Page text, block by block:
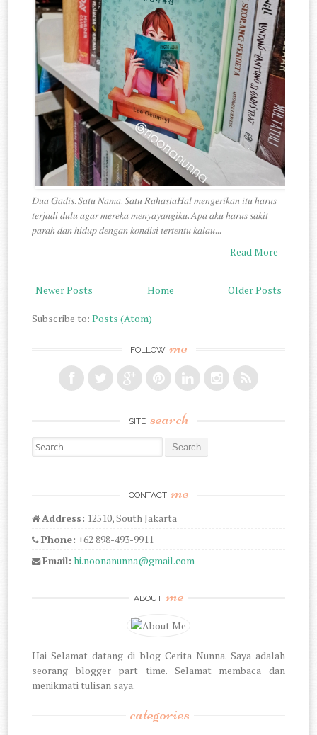
𝐷𝑢𝑎 𝐺𝑎𝑑𝑖𝑠. 𝑆𝑎𝑡𝑢 𝑁𝑎𝑚𝑎. 𝑆𝑎𝑡𝑢 𝑅𝑎ℎ𝑎𝑠𝑖𝑎𝐻𝑎𝑙 𝑚𝑒𝑛𝑔𝑒𝑟𝑖𝑘𝑎𝑛 𝑖𝑡𝑢 ℎ𝑎𝑟𝑢𝑠
𝑡𝑒𝑟𝑗𝑎𝑑𝑖 𝑑𝑢𝑙𝑢 𝑎𝑔𝑎𝑟 𝑚𝑒𝑟𝑒𝑘𝑎 𝑚𝑒𝑛𝑦𝑎𝑦𝑎𝑛𝑔𝑖𝑘𝑢. 𝐴𝑝𝑎 𝑎𝑘𝑢 ℎ𝑎𝑟𝑢𝑠 𝑠𝑎𝑘𝑖𝑡
𝑝𝑎𝑟𝑎ℎ 𝑑𝑎𝑛 ℎ𝑖𝑑𝑢𝑝 𝑑𝑒𝑛𝑔𝑎𝑛 𝑘𝑜𝑛𝑑𝑖𝑠𝑖 𝑡𝑒𝑟𝑡𝑒𝑛𝑡𝑢 𝑘𝑎𝑙𝑎𝑢...
Read More
Newer Posts Older Posts
Home
Subscribe to:Posts (Atom)
FOLLOW me
SITE search
Search for:
CONTACT me
Address: 12510, South Jakarta
Phone: +62 898-493-9911
Email: hi.noonanunna@gmail.com
ABOUT me
Hai Selamat datang di blog Cerita Nunna. Saya adalah
seorang blogger part time. Selamat membaca dan
menikmati tulisan saya.
categories